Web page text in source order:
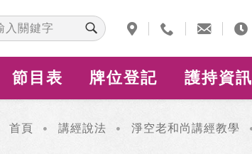
節目表 牌位登記 護持資訊
首頁 講經說法 淨空老和尚講經教學